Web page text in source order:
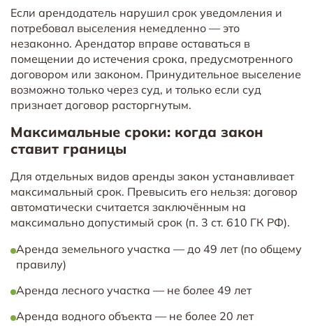
Если арендодатель нарушил срок уведомления и
потребовал выселения немедленно — это
незаконно. Арендатор вправе оставаться в
помещении до истечения срока, предусмотренного
договором или законом. Принудительное выселение
возможно только через суд, и только если суд
признает договор расторгнутым.
Максимальные сроки: когда закон
ставит границы
Для отдельных видов аренды закон устанавливает
максимальный срок. Превысить его нельзя: договор
автоматически считается заключённым на
максимально допустимый срок (п. 3 ст. 610 ГК РФ).
Аренда земельного участка — до 49 лет (по общему
правилу)
Аренда лесного участка — не более 49 лет
Аренда водного объекта — не более 20 лет